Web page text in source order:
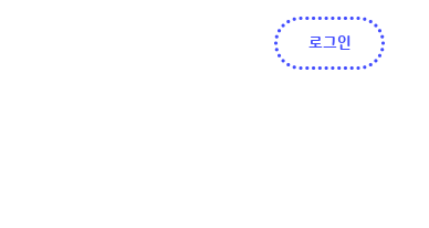
로그인